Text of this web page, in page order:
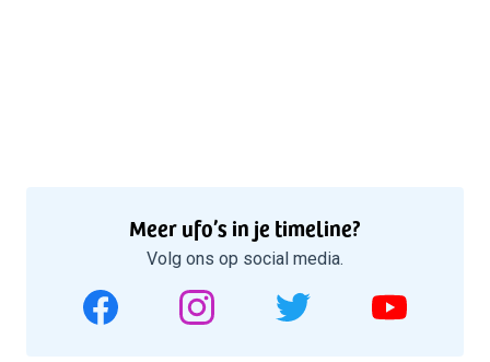
Meer ufo’s in je timeline?
Volg ons op social media.